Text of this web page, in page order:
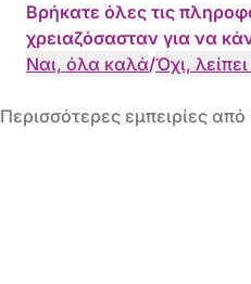
Βρήκατε όλες τις
χρειαζόσασταν για να
Ναι, όλα καλά/Όχι,
Περισσότερες εμπειρίες από